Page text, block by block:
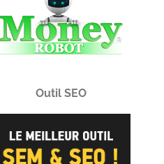
Outil SEO